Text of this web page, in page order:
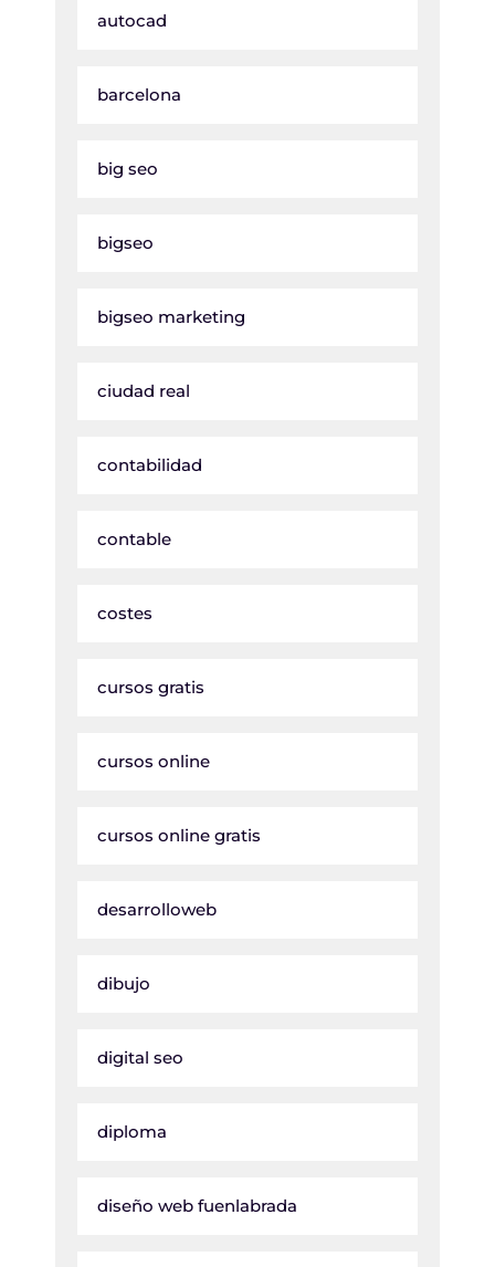
autocad
barcelona
big seo
bigseo
bigseo marketing
ciudad real
contabilidad
contable
costes
cursos gratis
cursos online
cursos online gratis
desarrolloweb
dibujo
digital seo
diploma
diseño web fuenlabrada